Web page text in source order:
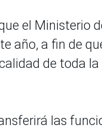
el Ministerio
año, a fin de
de toda la
las